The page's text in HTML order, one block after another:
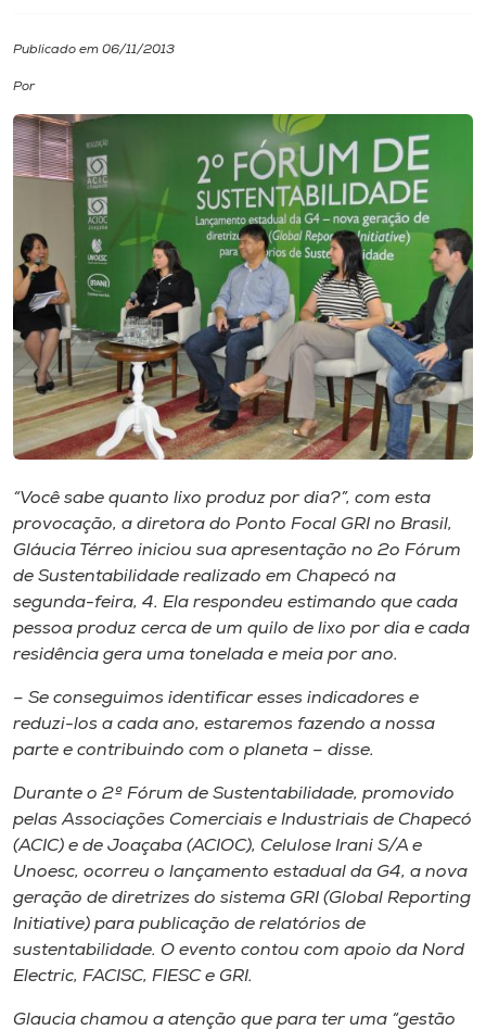
Cultura
CPA
Biblioteca
Editora
Rádio
Unoesc
Store
o idioma
A+
A-
Publicado em 06/11/2013
Por
“Você sabe quanto lixo produz por dia?”, com esta
provocação, a diretora do Ponto Focal GRI no Brasil,
Gláucia Térreo iniciou sua apresentação no 2o Fórum
de Sustentabilidade realizado em Chapecó na
segunda-feira, 4. Ela respondeu estimando que cada
pessoa produz cerca de um quilo de lixo por dia e cada
residência gera uma tonelada e meia por ano.
– Se conseguimos identificar esses indicadores e
reduzi-los a cada ano, estaremos fazendo a nossa
parte e contribuindo com o planeta – disse.
Durante o 2º Fórum de Sustentabilidade, promovido
pelas Associações Comerciais e Industriais de Chapecó
(ACIC) e de Joaçaba (ACIOC), Celulose Irani S/A e
Unoesc, ocorreu o lançamento estadual da G4, a nova
geração de diretrizes do sistema GRI (Global Reporting
Initiative) para publicação de relatórios de
sustentabilidade. O evento contou com apoio da Nord
Electric, FACISC, FIESC e GRI.
Glaucia chamou a atenção que para ter uma “gestão